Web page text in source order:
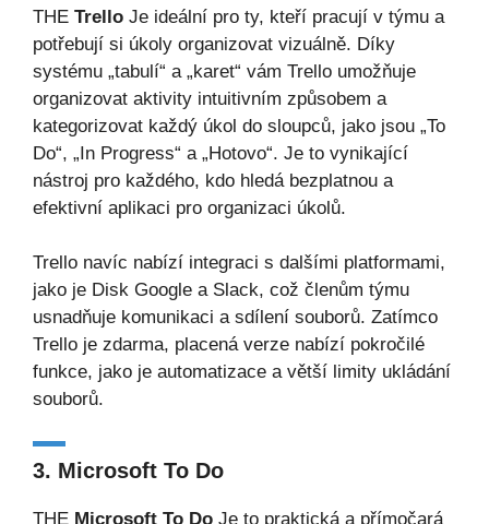
THE Trello Je ideální pro ty, kteří pracují v týmu a
potřebují si úkoly organizovat vizuálně. Díky
systému „tabulí“ a „karet“ vám Trello umožňuje
organizovat aktivity intuitivním způsobem a
kategorizovat každý úkol do sloupců, jako jsou „To
Do“, „In Progress“ a „Hotovo“. Je to vynikající
nástroj pro každého, kdo hledá bezplatnou a
efektivní aplikaci pro organizaci úkolů.
Trello navíc nabízí integraci s dalšími platformami,
jako je Disk Google a Slack, což členům týmu
usnadňuje komunikaci a sdílení souborů. Zatímco
Trello je zdarma, placená verze nabízí pokročilé
funkce, jako je automatizace a větší limity ukládání
souborů.
3. Microsoft To Do
THE Microsoft To Do Je to praktická a přímočará